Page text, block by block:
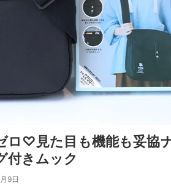
ロ♡見た目も機能も妥協
付きムック
9日